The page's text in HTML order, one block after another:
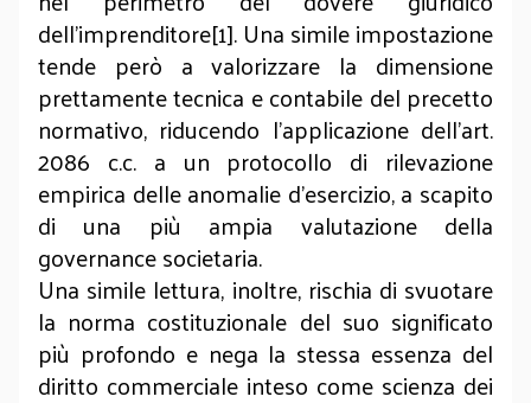
dell'imprenditore[1]. Una simile impostazione
tende però a valorizzare la dimensione
prettamente tecnica e contabile del precetto
normativo, riducendo l'applicazione dell'art.
2086 c.c. a un protocollo di rilevazione
empirica delle anomalie d'esercizio, a scapito
di una più ampia valutazione della
governance societaria.
Una simile lettura, inoltre, rischia di svuotare
la norma costituzionale del suo significato
più profondo e nega la stessa essenza del
diritto commerciale inteso come scienza dei